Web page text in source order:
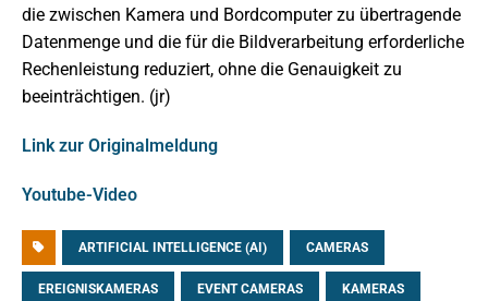
die zwischen Kamera und Bordcomputer zu übertragende
Datenmenge und die für die Bildverarbeitung erforderliche
Rechenleistung reduziert, ohne die Genauigkeit zu
beeinträchtigen. (jr)
Link zur Originalmeldung
Youtube-Video
ARTIFICIAL INTELLIGENCE (AI) CAMERAS
EREIGNISKAMERAS EVENT CAMERAS KAMERAS